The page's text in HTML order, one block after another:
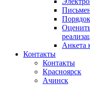
Анкета
Контакты
Контакты
Красноярск
Ачинск